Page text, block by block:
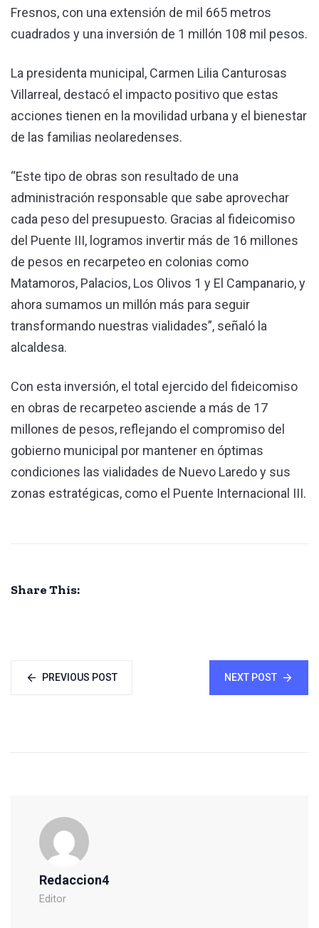
Fresnos, con una extensión de mil 665 metros
cuadrados y una inversión de 1 millón 108 mil pesos.
La presidenta municipal, Carmen Lilia Canturosas
Villarreal, destacó el impacto positivo que estas
acciones tienen en la movilidad urbana y el bienestar
de las familias neolaredenses.
“Este tipo de obras son resultado de una
administración responsable que sabe aprovechar
cada peso del presupuesto. Gracias al fideicomiso
del Puente III, logramos invertir más de 16 millones
de pesos en recarpeteo en colonias como
Matamoros, Palacios, Los Olivos 1 y El Campanario, y
ahora sumamos un millón más para seguir
transformando nuestras vialidades”, señaló la
alcaldesa.
Con esta inversión, el total ejercido del fideicomiso
en obras de recarpeteo asciende a más de 17
millones de pesos, reflejando el compromiso del
gobierno municipal por mantener en óptimas
condiciones las vialidades de Nuevo Laredo y sus
zonas estratégicas, como el Puente Internacional III.
Share This:
PREVIOUS POST NEXT POST
Redaccion4
Editor